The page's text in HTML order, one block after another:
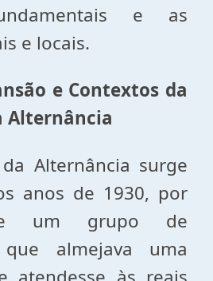
e as
e locais.
e Contextos da
Alternância
Alternância surge
anos de 1930, por
um grupo de
que almejava uma